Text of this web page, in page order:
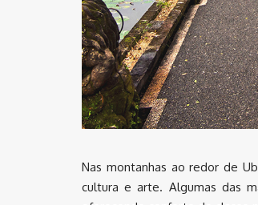
Nas montanhas ao redor de
cultura e arte. Algumas das